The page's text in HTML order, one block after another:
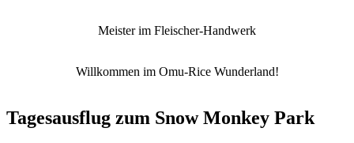
Meister im Fleischer-Handwerk
Willkommen im Omu-Rice Wunderland!
Tagesausflug zum Snow Monkey Park